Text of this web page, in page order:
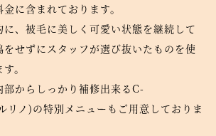
に含まれております。
に、被毛に美しく可愛い状態を継続して
せずにスタッフが選び抜いたものを使
。
部からしっかり補修出来るC-
ノ)の特別メニューもご用意しておりま